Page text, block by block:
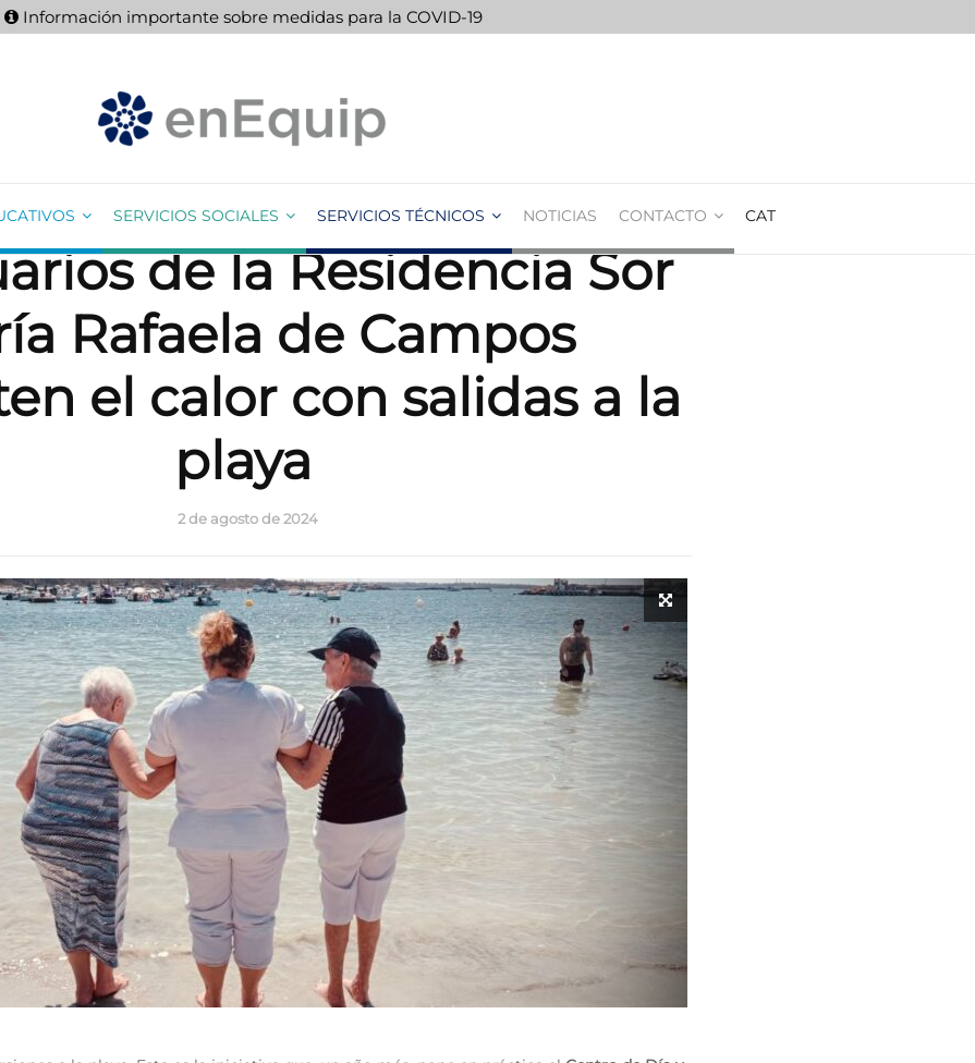
Información importante sobre medidas para la COVID-19
SERVICIOS SOCIALES SERVICIOS TÉCNICOS NOTICIAS CONTACTO CAT
de la Residencia Sor
Rafaela de Campos
el calor con salidas a la
playa
2 de agosto de 2024